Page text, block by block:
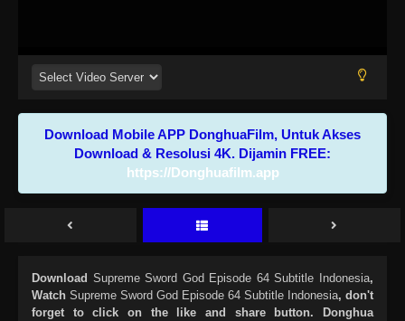
Download Mobile APP DonghuaFilm, Untuk Akses
Download & Resolusi 4K. Dijamin FREE:
https://Donghuafilm.app
Download Supreme Sword God Episode 64 Subtitle Indonesia,
Watch Supreme Sword God Episode 64 Subtitle Indonesia, don't
forget to click on the like and share button. Donghua